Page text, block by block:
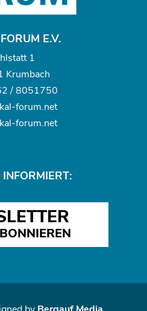
E.V.
1
Krumbach
/ 8051750
forum.net
forum.net
INFORMIERT: